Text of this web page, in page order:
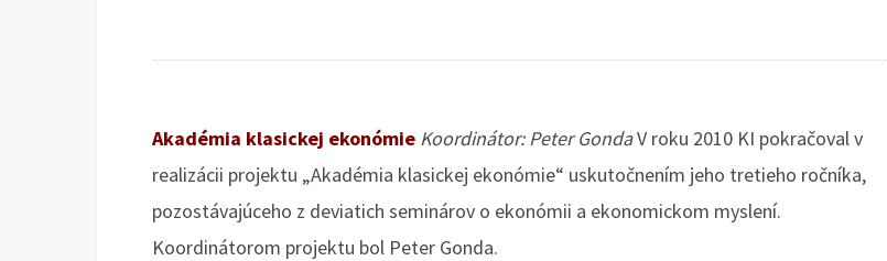
Akadémia klasickej ekonómie Koordinátor: Peter GondaV roku 2010 KI pokračoval v
realizácii projektu „Akadémia klasickej ekonómie“ uskutočnením jeho tretieho ročníka,
pozostávajúceho z deviatich seminárov o ekonómii a ekonomickom myslení.
Koordinátorom projektu bol Peter Gonda.